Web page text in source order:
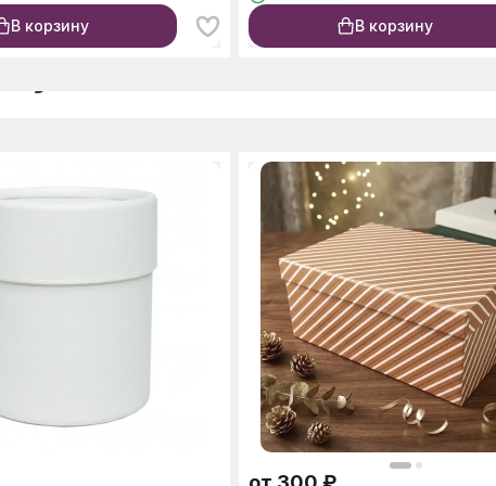
В корзину В корзину